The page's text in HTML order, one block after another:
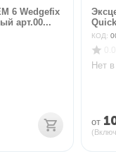
6 Wedgefix
арт.00...
КОД:
Нет
от